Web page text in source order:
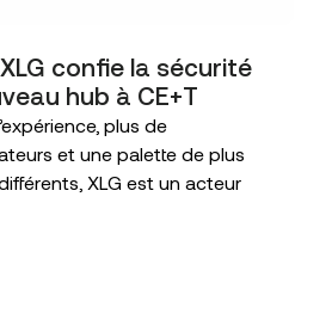
confie la sécurité
hub à CE+T
plus de
et une palette de plus
XLG est un acteur